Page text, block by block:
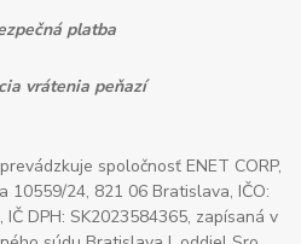
platba
vrátenia peňazí
spoločnosť ENET CORP,
10559/24, 821 06 Bratislava, IČO:
DPH: SK2023584365, zapísaná v